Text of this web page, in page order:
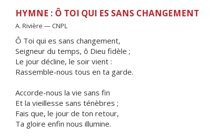
HYMNE : Ô TOI QUI ES SANS CHANGEMENT
A. Rivière — CNPL
Ô Toi qui es sans changement,
Seigneur du temps, ô Dieu fidèle ;
Le jour décline, le soir vient :
Rassemble-nous tous en ta garde.
Accorde-nous la vie sans fin
Et la vieillesse sans ténèbres ;
Fais que, le jour de ton retour,
Ta gloire enfin nous illumine.